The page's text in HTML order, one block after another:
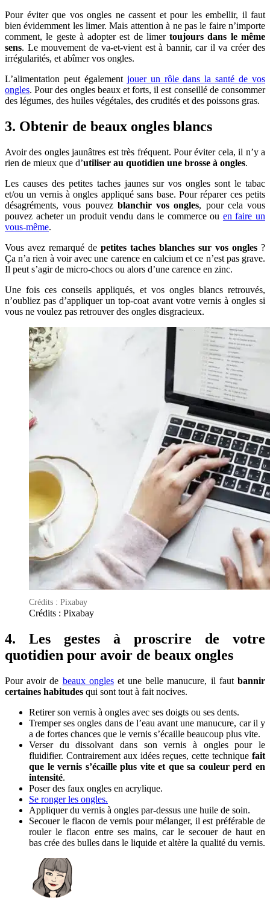
Pour éviter que vos ongles ne cassent et pour les embellir, il faut
bien évidemment les limer. Mais attention à ne pas le faire n’importe
comment, le geste à adopter est de limertoujours dans le même
sens. Le mouvement de va-et-vient est à bannir, car il va créer des
irrégularités, et abîmer vos ongles.
L’alimentation peut également jouer un rôle dans la santé de vos
ongles. Pour des ongles beaux et forts, il est conseillé de consommer
des légumes, des huiles végétales, des crudités et des poissons gras.
3. Obtenir de beaux ongles blancs
Avoir des ongles jaunâtres est très fréquent. Pour éviter cela, il n’y a
rien de mieux que d’utiliser au quotidien une brosse à ongles.
Les causes des petites taches jaunes sur vos ongles sont le tabac
et/ou un vernis à ongles appliqué sans base. Pour réparer ces petits
désagréments, vous pouvez blanchir vos ongles, pour cela vous
pouvez acheter un produit vendu dans le commerce ou en faire un
vous-même.
Vous avez remarqué de petites taches blanches sur vos ongles ?
Ça n’a rien à voir avec une carence en calcium et ce n’est pas grave.
Il peut s’agir de micro-chocs ou alors d’une carence en zinc.
Une fois ces conseils appliqués, et vos ongles blancs retrouvés,
n’oubliez pas d’appliquer un top-coat avant votre vernis à ongles si
vous ne voulez pas retrouver des ongles disgracieux.
Crédits : Pixabay
Crédits : Pixabay
4. Les gestes à proscrire de votre
quotidien pour avoir de beaux ongles
Pour avoir de beaux ongleset une belle manucure, il fautbannir
certaines habitudes qui sont tout à fait nocives.
Retirer son vernis à ongles avec ses doigts ou ses dents.
Tremper ses ongles dans de l’eau avant une manucure, car il y
a de fortes chances que le vernis s’écaille beaucoup plus vite.
Verser du dissolvant dans son vernis à ongles pour le
fluidifier. Contrairement aux idées reçues, cette technique fait
que le vernis s’écaille plus vite et que sa couleur perd en
intensité.
Poser des faux ongles en acrylique.
Se ronger les ongles.
Appliquer du vernis à ongles par-dessus une huile de soin.
Secouer le flacon de vernis pour mélanger, il est préférable de
rouler le flacon entre ses mains, car le secouer de haut en
bas crée des bulles dans le liquide et altère la qualité du vernis.